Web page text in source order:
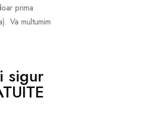
prima
Va multumim
sigur